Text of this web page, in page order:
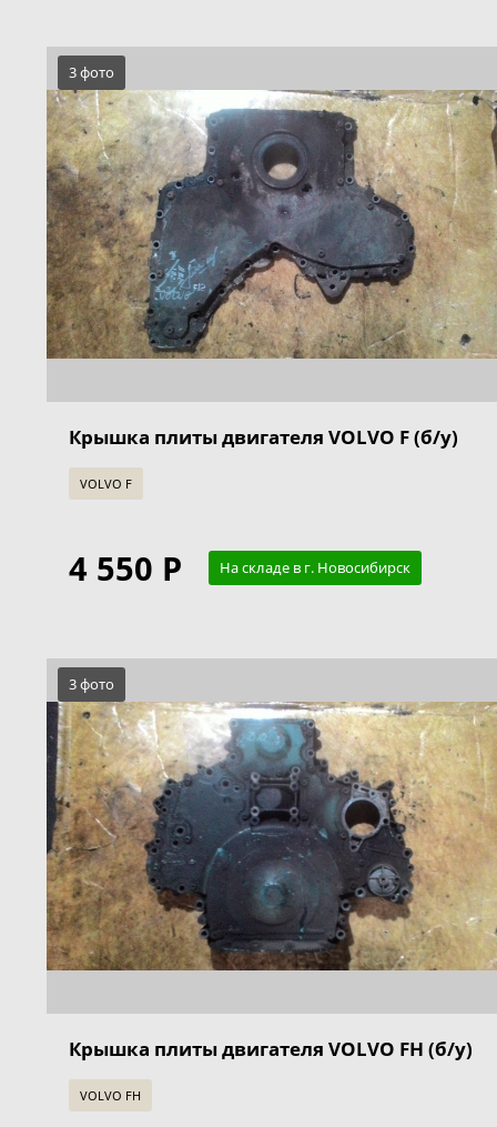
3 фото
Крышка плиты двигателя VOLVO F (б/у)
VOLVO F
4 550 Р На складе в г. Новосибирск
3 фото
Крышка плиты двигателя VOLVO FH (б/у)
VOLVO FH